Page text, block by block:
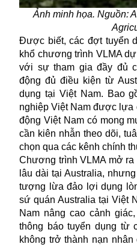
Ảnh minh họa. Nguồn:
Được biết, các đợt tuyển
khổ chương trình VLMA
với sự tham gia đầy đủ
động đủ điều kiện từ
dụng tại Việt Nam. Bao
nghiệp Việt Nam được lựa
động Việt Nam có mong
cần kiên nhẫn theo dõi,
chọn qua các kênh chính
Chương trình VLMA mở
lâu dài tại Australia,
tượng lừa đảo lợi dụng
sứ quán Australia tại Việt
Nam nâng cao cảnh
thông báo tuyển dụng từ
không trở thành nạn